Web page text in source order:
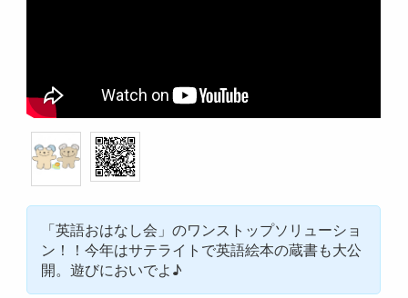
「英語おはなし会」のワンストップソリューショ
ン！！今年はサテライトで英語絵本の蔵書も大公
開。遊びにおいでよ♪